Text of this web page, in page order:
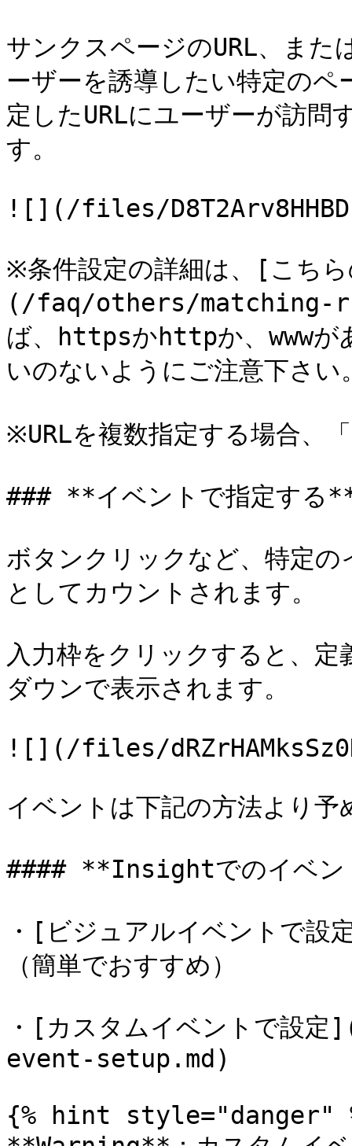
サンクスページのURL、また
ーザーを誘導したい特定のペ
定したURLにユーザーが訪
す。
![](/files/
※条件設定の詳細は、[こち
(/faq/others/matching-
ば、httpsかhttpか、wwwが
いのないようにご注意下さい
※URLを複数指定する場合、
### **イベントで指定する
ボタンクリックなど、特定
としてカウントされます。
入力枠をクリックすると、
ダウンで表示されます。
![](/files/
イベントは下記の方法より予
#### **Insightでのイベン
・[ビジュアルイベント
（簡単でおすすめ）
・[カスタムイベントで
event-setup.md)
{% hint style="danger"